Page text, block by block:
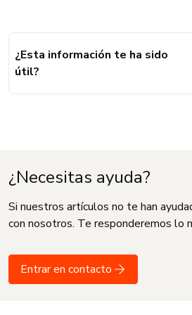
¿Esta información te ha sido
útil?
¿Necesitas ayuda?
Si nuestros artículos no te han
con nosotros. Te responderemos lo
Entrar en contacto